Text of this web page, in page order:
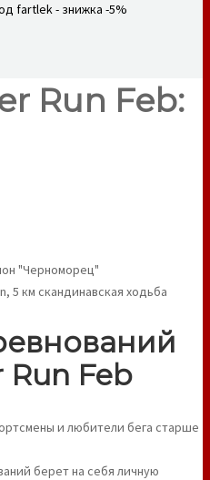
fartlek - знижка -5%
Run Feb:
"Черноморец"
5 км скандинавская ходьба
Feb
и любители бега старше
берет на себя личную